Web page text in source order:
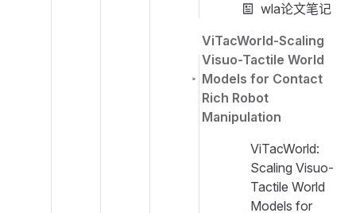
wla论文笔记
ViTacWorld-Scaling
Visuo-Tactile World
Models for Contact
Rich Robot
Manipulation
ViTacWorld:
Scaling Visuo-
Tactile World
Models for